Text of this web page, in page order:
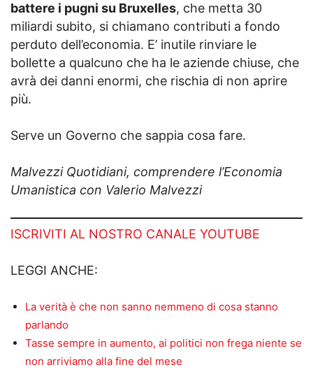
battere i pugni su Bruxelles, che metta 30
miliardi subito, si chiamano contributi a fondo
perduto dell’economia. E’ inutile rinviare le
bollette a qualcuno che ha le aziende chiuse, che
avrà dei danni enormi, che rischia di non aprire
più.
Serve un Governo che sappia cosa fare.
Malvezzi Quotidiani, comprendere l’Economia
Umanistica con Valerio Malvezzi
ISCRIVITI AL NOSTRO CANALE YOUTUBE
LEGGI ANCHE:
La verità è che non sanno nemmeno di cosa stanno
parlando
Tasse sempre in aumento, ai politici non frega niente se
non arriviamo alla fine del mese